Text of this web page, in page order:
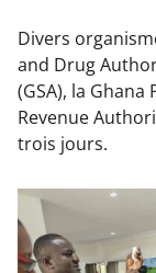
Divers
and Drug
(GSA), la Ghana
Revenue
trois jours.